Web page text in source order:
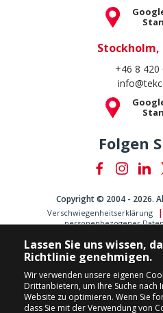
Stockholm,
+46 8 420
Folgen
Copyright © 2004 - 2026.
Verschwiegenheitserklärung
personenbezogener
Lassen Sie uns wissen,
Richtlinie genehmigen.
Wir verwenden unsere eigenen
Drittanbietern, um Ihre Suche
Website zu optimieren. Wenn Sie
dass Sie mit der Verwendung von